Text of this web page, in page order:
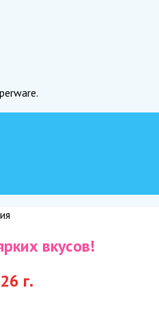
вкусов!
г.